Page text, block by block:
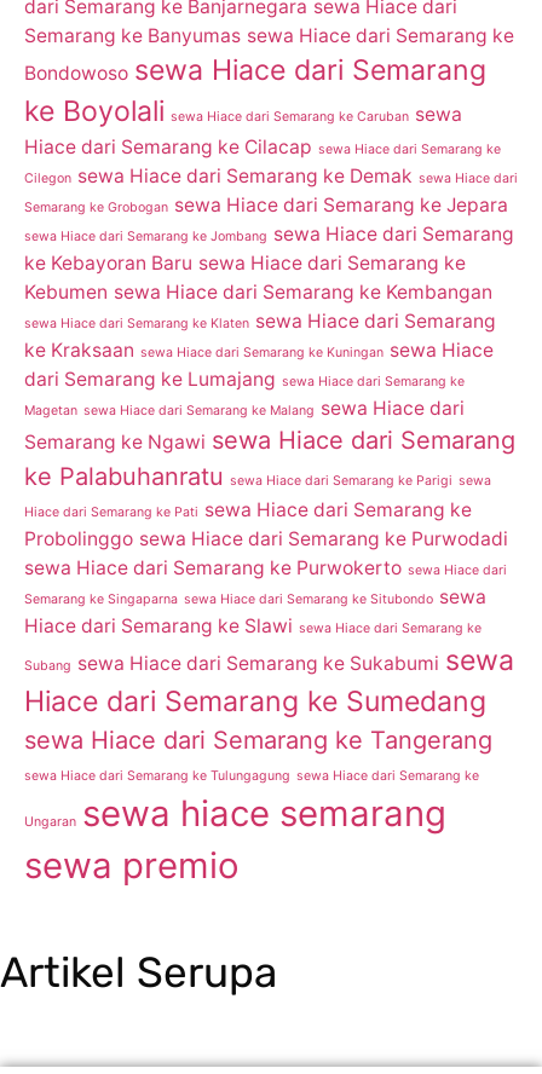
dari Semarang ke Banjarnegara sewa Hiace dari
Semarang ke Banyumas sewa Hiace dari Semarang ke
Bondowoso sewa Hiace dari Semarang
ke Boyolali sewa Hiace dari Semarang ke Caruban sewa
Hiace dari Semarang ke Cilacap sewa Hiace dari Semarang ke
Cilegon sewa Hiace dari Semarang ke Demak sewa Hiace dari
Semarang ke Grobogan sewa Hiace dari Semarang ke Jepara
sewa Hiace dari Semarang ke Jombang sewa Hiace dari Semarang
ke Kebayoran Baru sewa Hiace dari Semarang ke
Kebumen sewa Hiace dari Semarang ke Kembangan
sewa Hiace dari Semarang ke Klaten sewa Hiace dari Semarang
ke Kraksaan sewa Hiace dari Semarang ke Kuningan sewa Hiace
dari Semarang ke Lumajang sewa Hiace dari Semarang ke
Magetan sewa Hiace dari Semarang ke Malang sewa Hiace dari
Semarang ke Ngawi sewa Hiace dari Semarang
ke Palabuhanratu sewa Hiace dari Semarang ke Parigi sewa
Hiace dari Semarang ke Pati sewa Hiace dari Semarang ke
Probolinggo sewa Hiace dari Semarang ke Purwodadi
sewa Hiace dari Semarang ke Purwokerto sewa Hiace dari
Semarang ke Singaparna sewa Hiace dari Semarang ke Situbondo sewa
Hiace dari Semarang ke Slawi sewa Hiace dari Semarang ke
Subang sewa Hiace dari Semarang ke Sukabumi sewa
Hiace dari Semarang ke Sumedang
sewa Hiace dari Semarang ke Tangerang
sewa Hiace dari Semarang ke Tulungagung sewa Hiace dari Semarang ke
Ungaran sewa hiace semarang
sewa premio
Artikel Serupa